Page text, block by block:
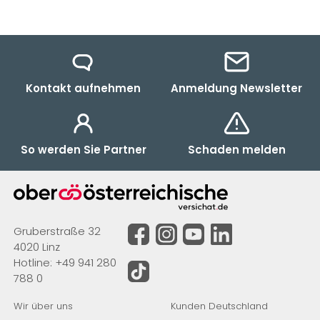
Kontakt aufnehmen Anmeldung Newsletter
So werden Sie Partner Schaden melden
Gruberstraße 32
4020 Linz
Hotline: +49 941 280
788 0
Wir über uns Kunden Deutschland